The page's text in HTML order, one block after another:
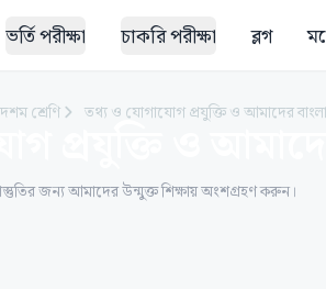
ভর্তি পরীক্ষা চাকরি পরীক্ষা ব্লগ
শ্রেণি তথ্য ও যোগাযোগ প্রযুক্তি ও আমাদের
জন্য আমাদের উন্মুক্ত শিক্ষায় অংশগ্রহণ করুন।